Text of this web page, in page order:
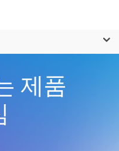
제품
확인하실 수
선택해 주세요:
임상 종양학 연구
생식 보건 연구